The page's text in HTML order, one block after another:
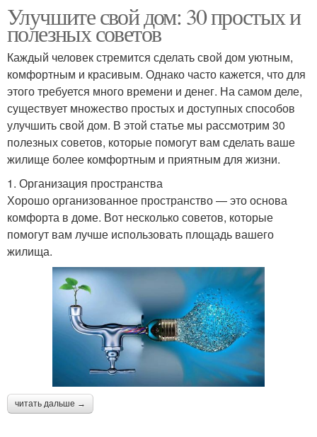
Улучшите свой дом: 30 простых и
полезных советов
Каждый человек стремится сделать свой дом уютным,
комфортным и красивым. Однако часто кажется, что для
этого требуется много времени и денег. На самом деле,
существует множество простых и доступных способов
улучшить свой дом. В этой статье мы рассмотрим 30
полезных советов, которые помогут вам сделать ваше
жилище более комфортным и приятным для жизни.
1. Организация пространства
Хорошо организованное пространство — это основа
комфорта в доме. Вот несколько советов, которые
помогут вам лучше использовать площадь вашего
жилища.
читать дальше →